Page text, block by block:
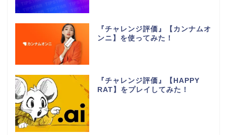
『チャレンジ評価』【カンナムオ
ンニ】を使ってみた！
『チャレンジ評価』【HAPPY
RAT】をプレイしてみた！